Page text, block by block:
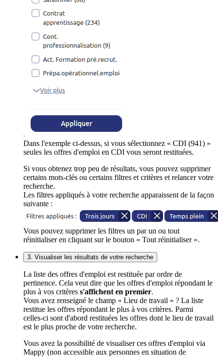
Dans l'exemple ci-dessus, si vous sélectionnez « CDI (941) »
seules les offres d'emploi en CDI vous seront restituées.
Si vous obtenez trop peu de résultats, vous pouvez supprimer
certains mots-clés ou certains filtres et critères et relancer votre
recherche.
Les filtres appliqués à votre recherche apparaissent de la façon
suivante :
Vous pouvez supprimer les filtres un par un ou tout
réinitialiser en cliquant sur le bouton « Tout réinitialiser ».
3. Visualiser les résultats de votre recherche
La liste des offres d'emploi est restituée par ordre de
pertinence. Cela veut dire que les offres d'emploi répondant le
plus à vos critères s'affichent en premier.
Vous avez renseigné le champ « Lieu de travail » ? La liste
restitue les offres répondant le plus à vos critères. Parmi
celles-ci sont d'abord restituées les offres dont le lieu de travail
est le plus proche de votre recherche.
Vous avez la possibilité de visualiser ces offres d'emploi via
Mappy (non accessible aux personnes en situation de